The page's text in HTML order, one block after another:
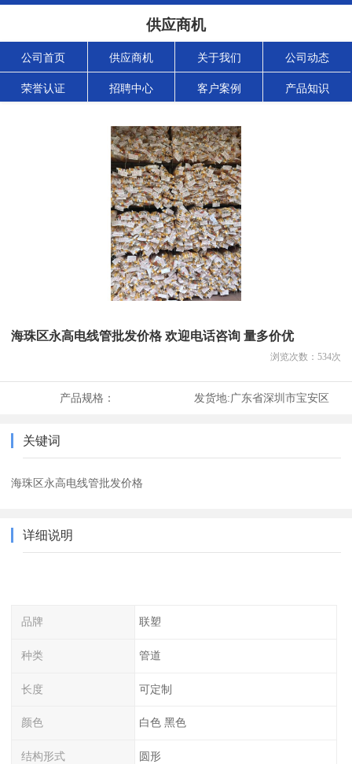
供应商机
公司首页 供应商机 关于我们 公司动态
荣誉认证 招聘中心 客户案例 产品知识
海珠区永高电线管批发价格 欢迎电话咨询 量多价优
浏览次数： 534次
产品规格： 发货地:广东省深圳市宝安区
关键词
海珠区永高电线管批发价格
详细说明
品牌 联塑
种类 管道
长度 可定制
颜色 白色 黑色
结构形式 圆形